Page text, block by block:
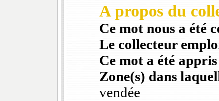
A propos du
Ce mot nous a été
Le collecteur
Ce mot a été
Zone(s) dans
vendée